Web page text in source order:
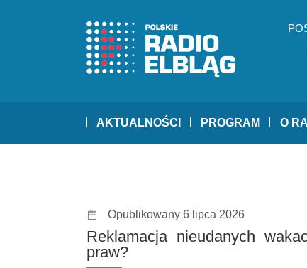
AKTUALNOŚCI PROGRAM O
Opublikowany 6 lipca 2026
Reklamacja nieudanych
praw?